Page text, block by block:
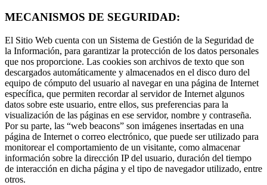
MECANISMOS DE SEGURIDAD:
El Sitio Web cuenta con un Sistema de Gestión de la Seguridad de
la Información, para garantizar la protección de los datos personales
que nos proporcione. Las cookies son archivos de texto que son
descargados automáticamente y almacenados en el disco duro del
equipo de cómputo del usuario al navegar en una página de Internet
específica, que permiten recordar al servidor de Internet algunos
datos sobre este usuario, entre ellos, sus preferencias para la
visualización de las páginas en ese servidor, nombre y contraseña.
Por su parte, las “web beacons” son imágenes insertadas en una
página de Internet o correo electrónico, que puede ser utilizado para
monitorear el comportamiento de un visitante, como almacenar
información sobre la dirección IP del usuario, duración del tiempo
de interacción en dicha página y el tipo de navegador utilizado, entre
otros.